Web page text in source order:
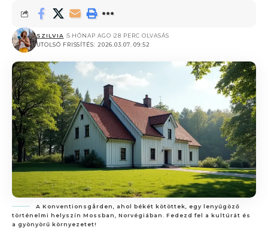
UTOLSÓ FRISSÍTÉS: 2026.03.07. 09:52
SZILVIA 5 HÓNAP AGO 28 PERC OLVASÁS
A Konventionsgården, ahol békét kötöttek, egy lenyűgöző
történelmi helyszín Mossban, Norvégiában. Fedezd fel a kultúrát és
a gyönyörű környezetet!